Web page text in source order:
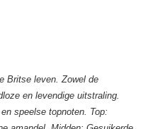
Britse leven. Zowel de
en levendige uitstraling.
speelse topnoten. Top: